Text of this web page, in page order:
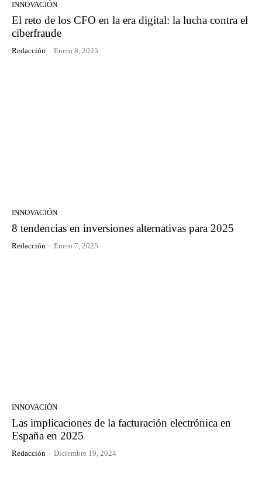
INNOVACIÓN
El reto de los CFO en la era digital: la lucha contra el
ciberfraude
Redacción - Enero 8, 2025
INNOVACIÓN
8 tendencias en inversiones alternativas para 2025
Redacción - Enero 7, 2025
INNOVACIÓN
Las implicaciones de la facturación electrónica en
España en 2025
Redacción - Diciembre 19, 2024